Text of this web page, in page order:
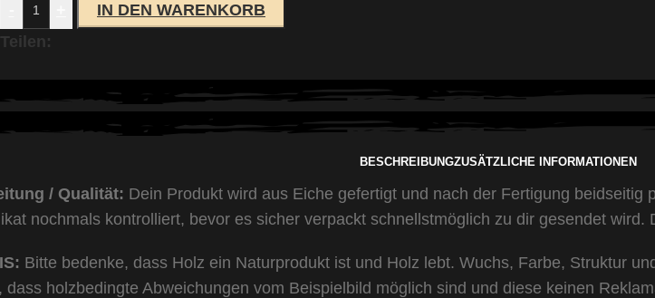
IN DEN WARENKORB
Teilen:
BESCHREIBUNGZUSÄTZLICHE INFORMATIONEN
/ Qualität: Dein Produkt wird aus Eiche gefertigt und nach der Fertigung
nochmals kontrolliert, bevor es sicher verpackt schnellstmöglich zu dir gesendet
Bitte bedenke, dass Holz ein Naturprodukt ist und Holz lebt. Wuchs, Farbe, Struktur
dass holzbedingte Abweichungen vom Beispielbild möglich sind und diese keinen